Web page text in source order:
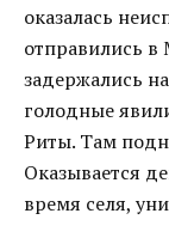
оказалась
отправились в
задержались
голодные
Риты. Там
Оказывается
время селя,